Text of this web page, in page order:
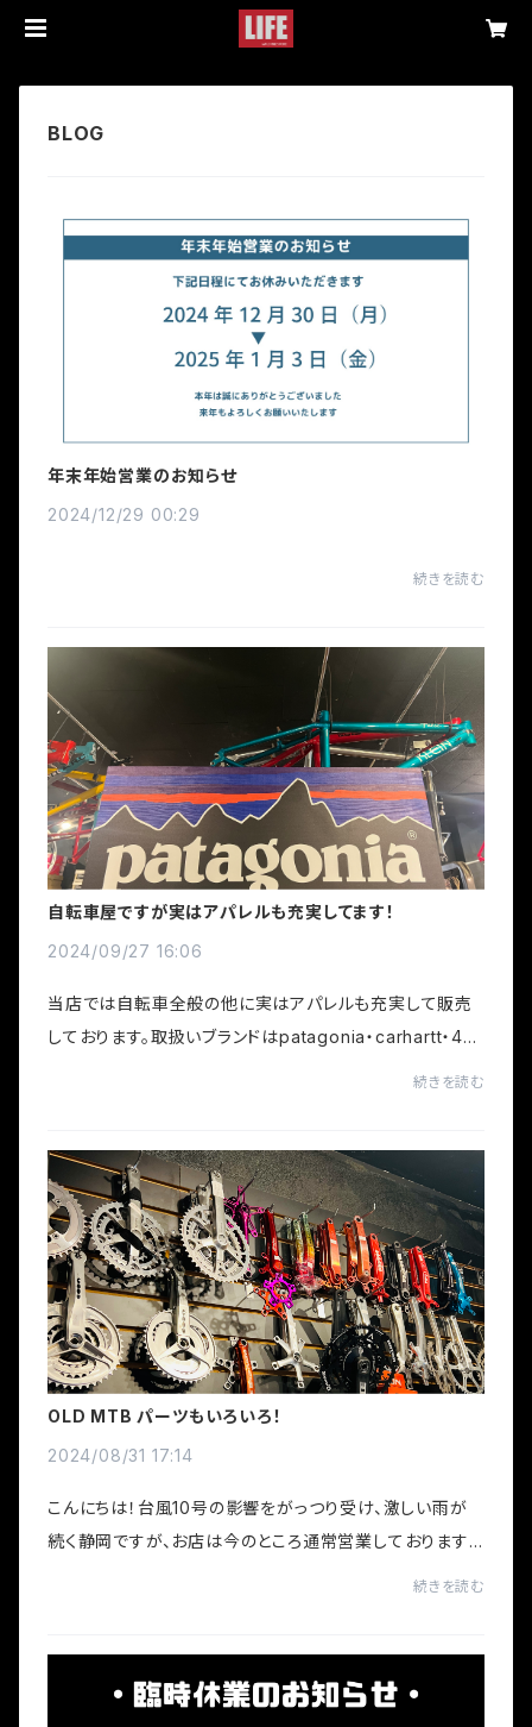
年末年始営業のお知らせ
2024/12/29 00:29
続きを読む
自転車屋ですが実はアパレルも充実してます！
2024/09/27 16:06
当店では自転車全般の他に実はアパレルも充実して販売
しております。取扱いブランドはpatagonia・carhartt・43
続きを読む
OLD MTB パーツもいろいろ！
2024/08/31 17:14
こんにちは！台風10号の影響をがっつり受け、激しい雨が
続く静岡ですが、お店は今のところ通常営業しております。
続きを読む